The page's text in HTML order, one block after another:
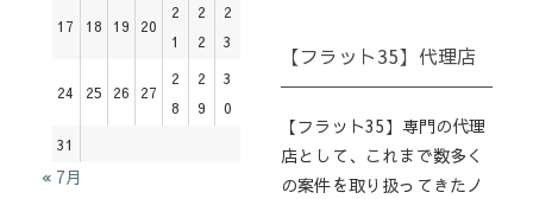
17 18 19 20
2
1
2
2
2
3
24 25 26 27
2
8
2
9
3
0
31
« 7月
【フラット35】代理店
【フラット35】専門の代理
店として、これまで数多く
の案件を取り扱ってきたノ